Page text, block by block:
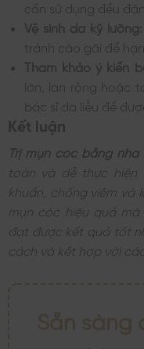
cần sử dụng đều
Vệ sinh da kỹ lưỡng:
tránh cào gãi để
Tham khảo ý kiến
lớn, lan rộng hoặc
bác sĩ da liễu để
Kết luận
Trị mụn cóc bằng nha
toàn và dễ thực hiện
khuẩn, chống viêm và
mụn cóc hiệu quả
đạt được kết quả tốt
cách và kết hợp với